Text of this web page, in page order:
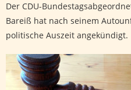
Der CDU-
Bareiß hat nach seinem
politische Auszeit angekündigt.
Revision zu sechsfachem